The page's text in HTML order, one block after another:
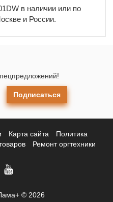
в наличии или по
и России.
Подписаться
Карта сайта
Политика
Ремонт оргтехники
© 2026